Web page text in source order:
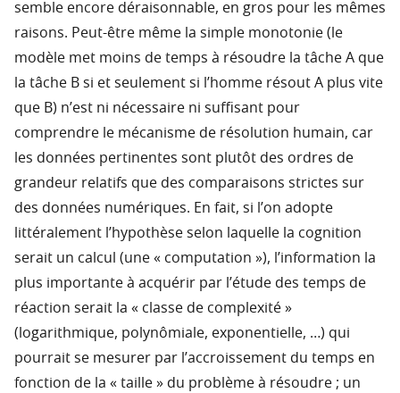
semble encore déraisonnable, en gros pour les mêmes
raisons. Peut-être même la simple monotonie (le
modèle met moins de temps à résoudre la tâche A que
la tâche B si et seulement si l’homme résout A plus vite
que B) n’est ni nécessaire ni suffisant pour
comprendre le mécanisme de résolution humain, car
les données pertinentes sont plutôt des ordres de
grandeur relatifs que des comparaisons strictes sur
des données numériques. En fait, si l’on adopte
littéralement l’hypothèse selon laquelle la cognition
serait un calcul (une « computation »), l’information la
plus importante à acquérir par l’étude des temps de
réaction serait la « classe de complexité »
(logarithmique, polynômiale, exponentielle, …) qui
pourrait se mesurer par l’accroissement du temps en
fonction de la « taille » du problème à résoudre ; un